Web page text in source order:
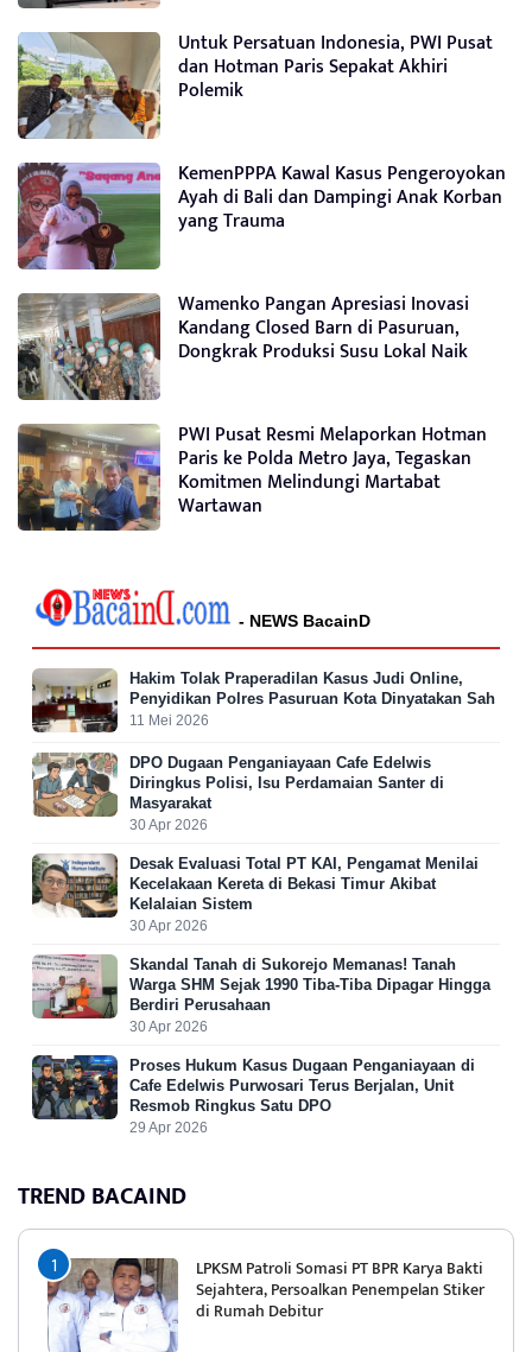
Untuk Persatuan Indonesia, PWI Pusat
dan Hotman Paris Sepakat Akhiri
Polemik
KemenPPPA Kawal Kasus Pengeroyokan
Ayah di Bali dan Dampingi Anak Korban
yang Trauma
Wamenko Pangan Apresiasi Inovasi
Kandang Closed Barn di Pasuruan,
Dongkrak Produksi Susu Lokal Naik
PWI Pusat Resmi Melaporkan Hotman
Paris ke Polda Metro Jaya, Tegaskan
Komitmen Melindungi Martabat
Wartawan
- NEWS BacainD
Hakim Tolak Praperadilan Kasus Judi Online,
Penyidikan Polres Pasuruan Kota Dinyatakan Sah
11 Mei 2026
DPO Dugaan Penganiayaan Cafe Edelwis
Diringkus Polisi, Isu Perdamaian Santer di
Masyarakat
30 Apr 2026
Desak Evaluasi Total PT KAI, Pengamat Menilai
Kecelakaan Kereta di Bekasi Timur Akibat
Kelalaian Sistem
30 Apr 2026
Skandal Tanah di Sukorejo Memanas! Tanah
Warga SHM Sejak 1990 Tiba-Tiba Dipagar Hingga
Berdiri Perusahaan
30 Apr 2026
Proses Hukum Kasus Dugaan Penganiayaan di
Cafe Edelwis Purwosari Terus Berjalan, Unit
Resmob Ringkus Satu DPO
29 Apr 2026
TREND BACAIND
LPKSM Patroli Somasi PT BPR Karya Bakti
Sejahtera, Persoalkan Penempelan Stiker
di Rumah Debitur